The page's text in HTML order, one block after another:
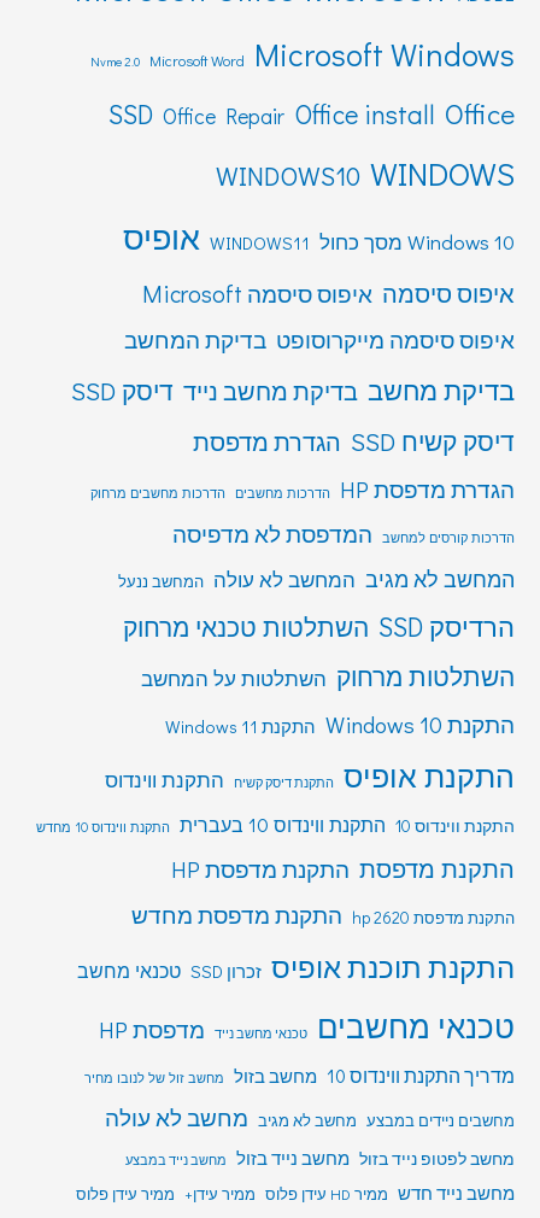
Microsoft Windows
Microsoft Word
Nvme 2.0
Office
Office install
Office Repair
SSD
WINDOWS
WINDOWS10
Windows 10 מסך כחול WINDOWS11 אופיס
איפוס סיסמה איפוס סיסמה Microsoft
איפוס סיסמה מייקרוסופט בדיקת המחשב
בדיקת מחשב בדיקת מחשב נייד דיסק SSD
דיסק קשיח SSD
הגדרת מדפסת
הגדרת מדפסת HP הדרכות מחשבים הדרכות מחשבים מרחוק
הדרכות קורסים למחשב המדפסת לא מדפיסה
המחשב לא מגיב המחשב לא עולה המחשב ננעל
הרדיסק SSD
השתלטות טכנאי מרחוק
השתלטות מרחוק השתלטות על המחשב
התקנת Windows 10 התקנת Windows 11
התקנת אופיס התקנת דיסק קשיח התקנת ווינדוס
התקנת ווינדוס 10 התקנת ווינדוס 10 בעברית התקנת ווינדוס 10 מחדש
התקנת מדפסת התקנת מדפסת HP
התקנת מדפסת hp 2620 התקנת מדפסת מחדש
התקנת תוכנת אופיס זכרון SSD טכנאי מחשב
טכנאי מחשבים טכנאי מחשב נייד מדפסת HP
מדריך התקנת ווינדוס 10 מחשב בזול מחשב זול של לנובו מחיר
מחשבים ניידים במבצע מחשב לא מגיב מחשב לא עולה
מחשב לפטופ נייד בזול מחשב נייד בזול מחשב נייד במבצע
מחשב נייד חדש ממיר HD עידן פלוס ממיר עידן+ ממיר עידן פלוס